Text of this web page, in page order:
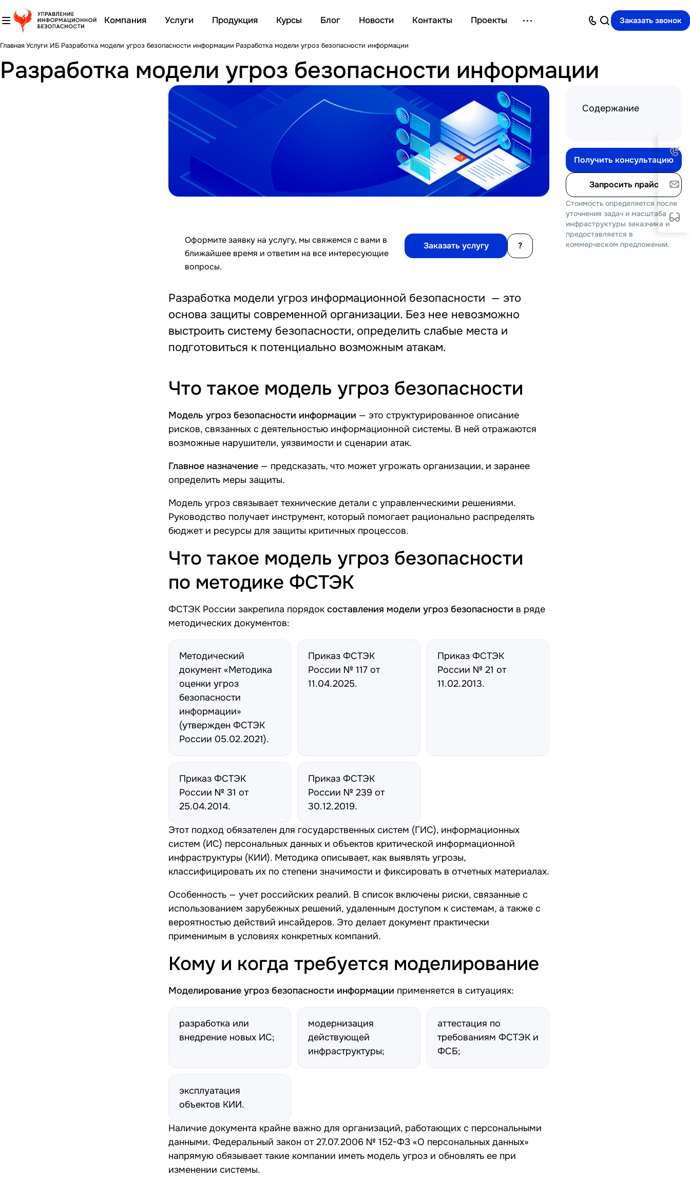
Компания Услуги Продукция Курсы Блог Новости Контакты Проекты Заказать звонок
Главная Услуги ИБ Разработка модели угроз безопасности информации Разработка модели угроз безопасности информации
Разработка модели угроз безопасности информации
Оформите заявку на услугу, мы свяжемся с вами в
ближайшее время и ответим на все интересующие
вопросы.
Заказать услугу ?
Разработка модели угроз информационной безопасности — это
основа защиты современной организации. Без нее невозможно
выстроить систему безопасности, определить слабые места и
подготовиться к потенциально возможным атакам.
Что такое модель угроз безопасности
Модель угроз безопасности информации — это структурированное описание
рисков, связанных с деятельностью информационной системы. В ней отражаются
возможные нарушители, уязвимости и сценарии атак.
Главное назначение — предсказать, что может угрожать организации, и заранее
определить меры защиты.
Модель угроз связывает технические детали с управленческими решениями.
Руководство получает инструмент, который помогает рационально распределять
бюджет и ресурсы для защиты критичных процессов.
Что такое модель угроз безопасности
по методике ФСТЭК
ФСТЭК России закрепила порядок составления модели угроз безопасности в ряде
методических документов:
Методический
документ «Методика
оценки угроз
безопасности
информации»
(утвержден ФСТЭК
России 05.02.2021).
Приказ ФСТЭК
России № 117 от
11.04.2025.
Приказ ФСТЭК
России № 21 от
11.02.2013.
Приказ ФСТЭК
России № 31 от
25.04.2014.
Приказ ФСТЭК
России № 239 от
30.12.2019.
Этот подход обязателен для государственных систем (ГИС), информационных
систем (ИС) персональных данных и объектов критической информационной
инфраструктуры (КИИ). Методика описывает, как выявлять угрозы,
классифицировать их по степени значимости и фиксировать в отчетных материалах.
Особенность — учет российских реалий. В список включены риски, связанные с
использованием зарубежных решений, удаленным доступом к системам, а также с
вероятностью действий инсайдеров. Это делает документ практически
применимым в условиях конкретных компаний.
Кому и когда требуется моделирование
Моделирование угроз безопасности информации применяется в ситуациях:
разработка или
внедрение новых ИС;
модернизация
действующей
инфраструктуры;
аттестация по
требованиям ФСТЭК и
ФСБ;
эксплуатация
объектов КИИ.
Наличие документа крайне важно для организаций, работающих с персональными
данными. Федеральный закон от 27.07.2006 № 152-ФЗ «О персональных данных»
напрямую обязывает такие компании иметь модель угроз и обновлять ее при
изменении системы.
Содержание
Получить консультацию
Запросить прайс
Стоимость определяется после
уточнения задач и масштаба
инфраструктуры заказчика и
предоставляется в
коммерческом предложении.